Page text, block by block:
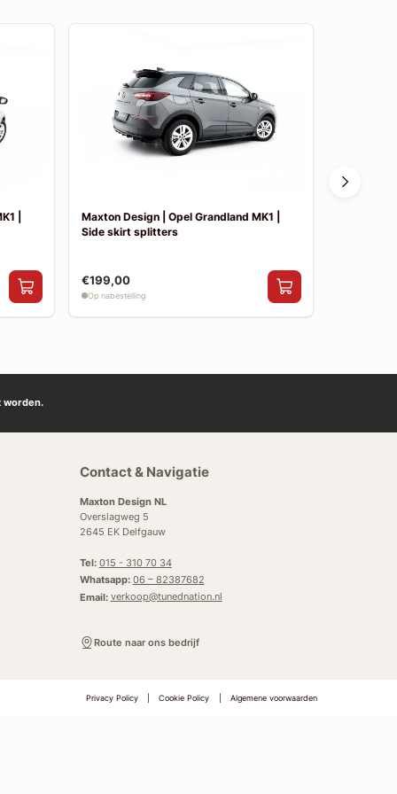
|
Maxton Design | Opel Grandland MK1 |
Side skirt splitters
€199,00
Op nabestelling
worden.
Contact & Navigatie
Maxton Design NL
Overslagweg 5
2645 EK Delfgauw
Tel: 015 - 310 70 34
Whatsapp: 06 – 82387682
Email: verkoop@tunednation.nl
Route naar ons bedrijf
Privacy Policy Cookie Policy Algemene voorwaarden